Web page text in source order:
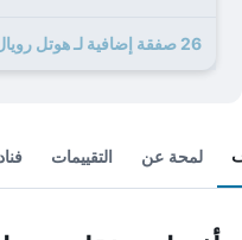
26 صفقة إضافية لـ هوتل رويال ٔوي آن دانانج
لمحة عن التقييمات